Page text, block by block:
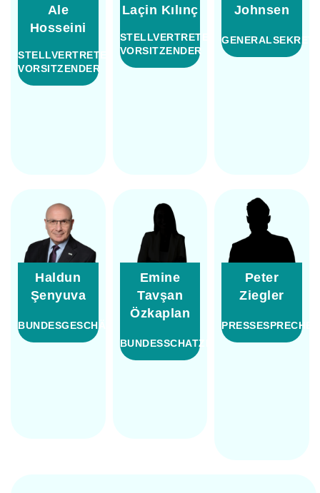
Ale
Hosseini​
STELLVERTRETENDER
VORSITZENDER
Laçin Kılınç
STELLVERTRETENDER
VORSITZENDER
Johnsen
Haldun
Şenyuva
BUNDESGESCHÄFTSFÜHRER
Emine
Tavşan
Özkaplan
BUNDESSCHATZMEISTER
Peter
Ziegler
PRESSESPRECHER